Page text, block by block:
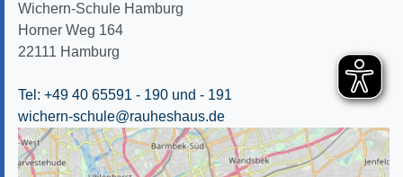
Wichern-Schule Hamburg
Horner Weg 164
22111 Hamburg
Tel: +49 40 65591 - 190 und - 191
wichern-schule@rauheshaus.de